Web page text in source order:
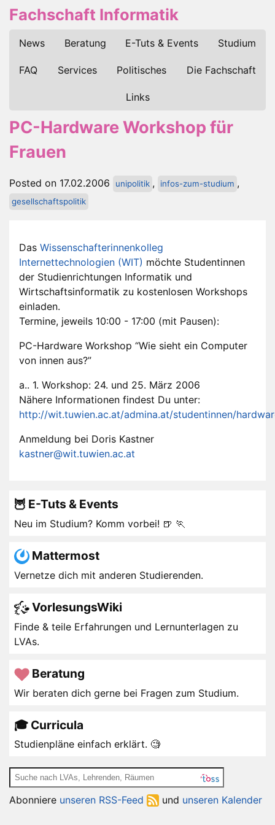
Fachschaft Informatik
News Beratung E-Tuts & Events Studium
FAQ Services Politisches Die Fachschaft
Links
PC-Hardware Workshop für
Frauen
Posted on 17.02.2006 unipolitik , infos-zum-studium ,
gesellschaftspolitik
Das Wissenschafterinnenkolleg
Internettechnologien (WIT) möchte Studentinnen
der Studienrichtungen Informatik und
Wirtschaftsinformatik zu kostenlosen Workshops
einladen.
Termine, jeweils 10:00 - 17:00 (mit Pausen):
PC-Hardware Workshop “Wie sieht ein Computer
von innen aus?”
a.. 1. Workshop: 24. und 25. März 2006
Nähere Informationen findest Du unter:
http://wit.tuwien.ac.at/admina.at/studentinnen/
Anmeldung bei Doris Kastner
kastner@wit.tuwien.ac.at
🦉 E-Tuts & Events
Neu im Studium? Komm vorbei! 🍺 🏃
Mattermost
Vernetze dich mit anderen Studierenden.
VorlesungsWiki
Finde & teile Erfahrungen und Lernunterlagen zu
LVAs.
Beratung
Wir beraten dich gerne bei Fragen zum Studium.
🎓 Curricula
Studienpläne einfach erklärt. 🧐
Abonniere unseren RSS-Feed und unseren Kalender